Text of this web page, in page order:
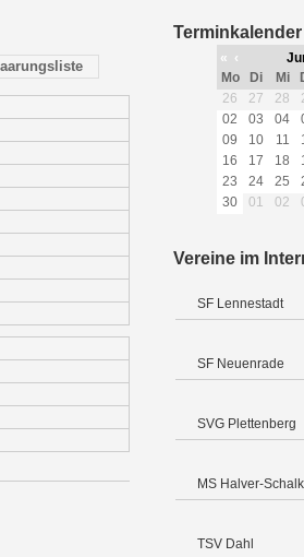
Terminkalender
« ‹
Mo
Di Mi
26
27 28
02
03 04
09
10 11
16
17 18
23
24 25
30
01 02
Vereine im
SF Lennestadt
SF Neuenrade
SVG Plettenberg
MS Halver-
TSV Dahl